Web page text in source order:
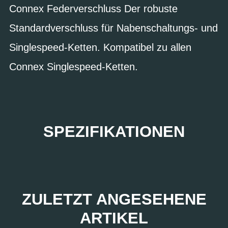
Connex Federverschluss Der robuste
Standardverschluss für Nabenschaltungs- und
Singlespeed-Ketten. Kompatibel zu allen
Connex Singlespeed-Ketten.
SPEZIFIKATIONEN
ZULETZT ANGESEHENE
ARTIKEL